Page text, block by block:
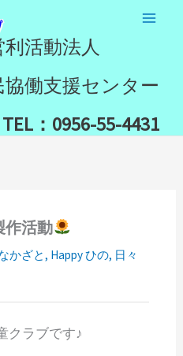
活動法人
働支援センター
TEL：0956-55-4431
活動
かざと, Happy ひの, 日々
クラブです♪